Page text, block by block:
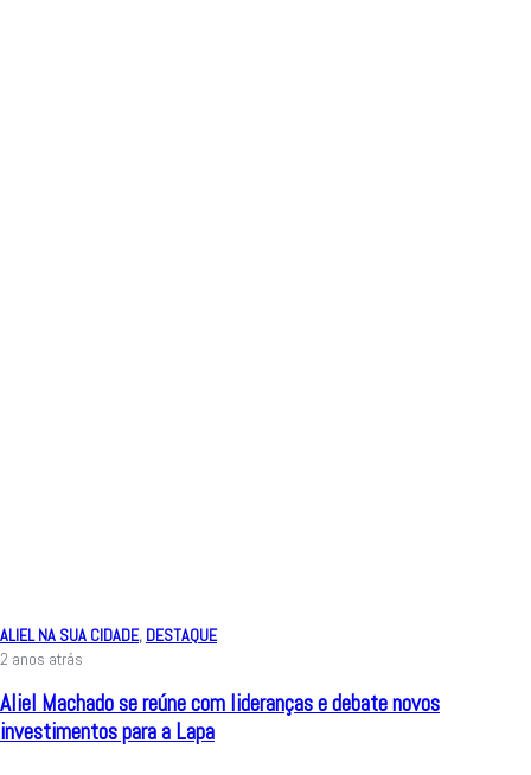
ALIEL NA SUA CIDADE, DESTAQUE
2 anos atrás
Aliel Machado se reúne com lideranças e debate novos
investimentos para a Lapa